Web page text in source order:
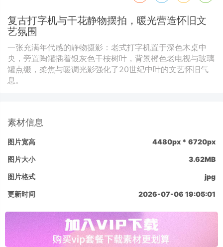
复古打字机与干花静物摆拍，暖光营造怀旧文
艺氛围
一张充满年代感的静物摄影：老式打字机置于深色木桌中
央，旁置陶罐插着银灰色干桉树叶，背景橙色老电视与玻璃
罐点缀，柔焦与暖调光影强化了20世纪中叶的文艺怀旧气
息。
素材信息
图片宽高 4480px * 6720px
图片大小 3.62MB
图片格式 jpg
更新时间 2026-07-06 19:05:01